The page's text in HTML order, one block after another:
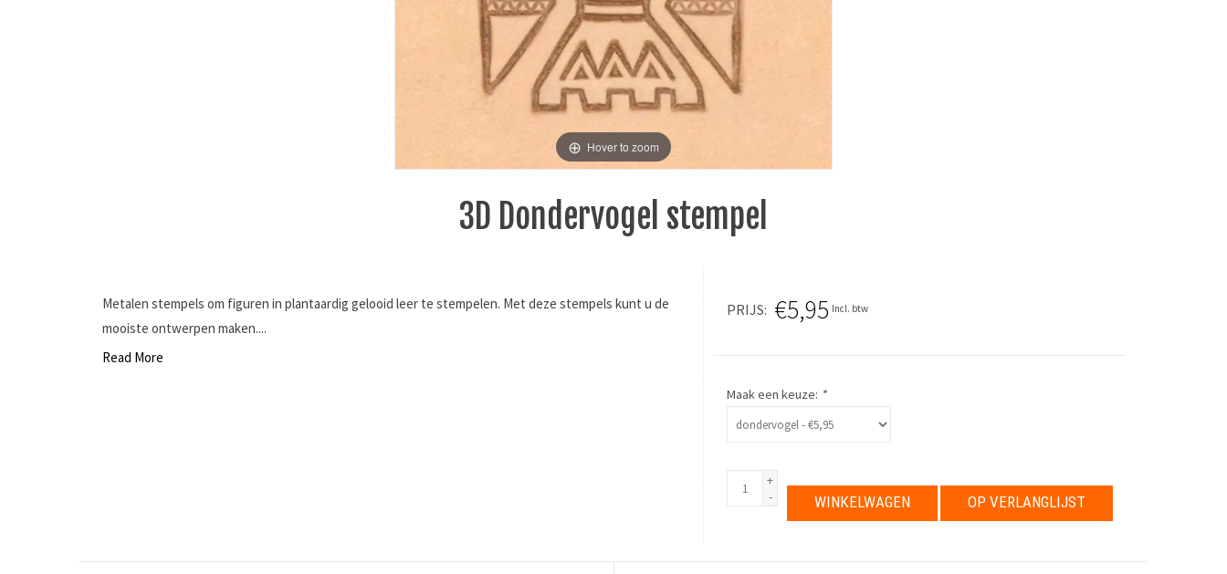
Hover to zoom
3D Dondervogel stempel
PRIJS €5,95 Incl. btw
Maak een keuze: *
+
-
WINKELWAGEN OP VERLANGLIJST
Metalen stempels om figuren in plantaardig gelooid leer te stempelen. Met deze stempels kunt u de
mooiste ontwerpen maken....
Read More